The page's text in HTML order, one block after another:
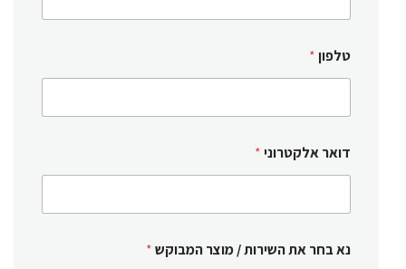
טלפון*
דואר אלקטרוני*
נא בחר את השירות / מוצר המבוקש*